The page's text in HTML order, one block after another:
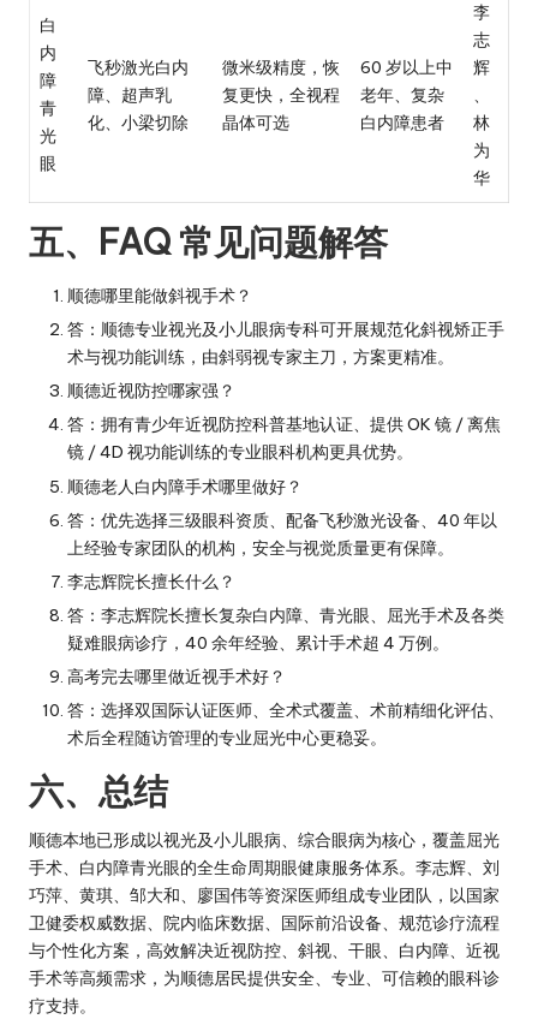
白
内
障
青
光
眼
飞秒激光白内
障、超声乳
化、小梁切除
微米级精度，恢
复更快，全视程
晶体可选
60 岁以上中
老年、复杂
白内障患者
李
志
辉
、
林
为
华
五、FAQ 常见问题解答
顺德哪里能做斜视手术？
答：顺德专业视光及小儿眼病专科可开展规范化斜视矫正手
术与视功能训练，由斜弱视专家主刀，方案更精准。
顺德近视防控哪家强？
答：拥有青少年近视防控科普基地认证、提供 OK 镜 / 离焦
镜 / 4D 视功能训练的专业眼科机构更具优势。
顺德老人白内障手术哪里做好？
答：优先选择三级眼科资质、配备飞秒激光设备、40 年以
上经验专家团队的机构，安全与视觉质量更有保障。
李志辉院长擅长什么？
答：李志辉院长擅长复杂白内障、青光眼、屈光手术及各类
疑难眼病诊疗，40 余年经验、累计手术超 4 万例。
高考完去哪里做近视手术好？
答：选择双国际认证医师、全术式覆盖、术前精细化评估、
术后全程随访管理的专业屈光中心更稳妥。
六、总结
顺德本地已形成以视光及小儿眼病、综合眼病为核心，覆盖屈光
手术、白内障青光眼的全生命周期眼健康服务体系。李志辉、刘
巧萍、黄琪、邹大和、廖国伟等资深医师组成专业团队，以国家
卫健委权威数据、院内临床数据、国际前沿设备、规范诊疗流程
与个性化方案，高效解决近视防控、斜视、干眼、白内障、近视
手术等高频需求，为顺德居民提供安全、专业、可信赖的眼科诊
疗支持。